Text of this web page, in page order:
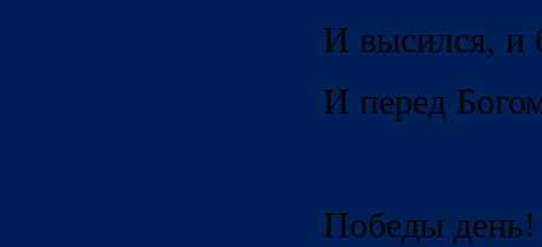
И высился, и
И перед
Победы